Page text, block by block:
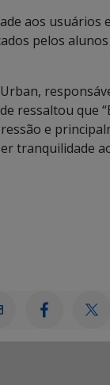
aos usuários
pelos
ressaltou
e
tranquilidade